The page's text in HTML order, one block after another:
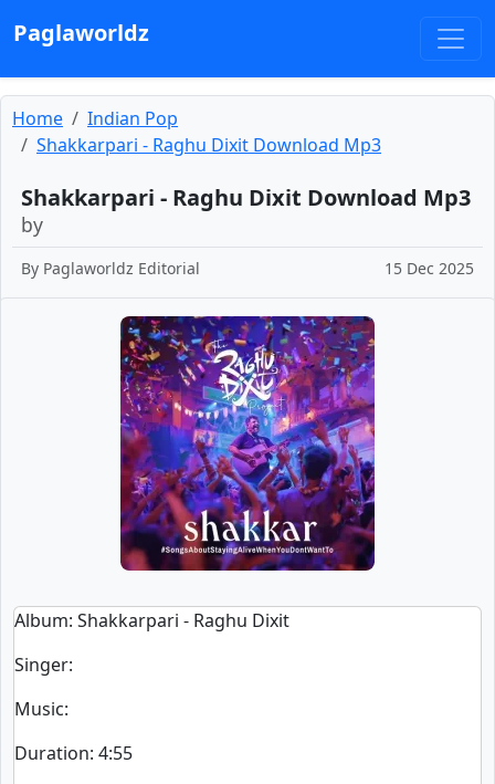
Paglaworldz
Home
Indian Pop
Shakkarpari - Raghu Dixit Download Mp3
Shakkarpari - Raghu Dixit Download Mp3
by
By Paglaworldz Editorial 15 Dec 2025
Album: Shakkarpari - Raghu Dixit
Singer:
Music:
Duration: 4:55